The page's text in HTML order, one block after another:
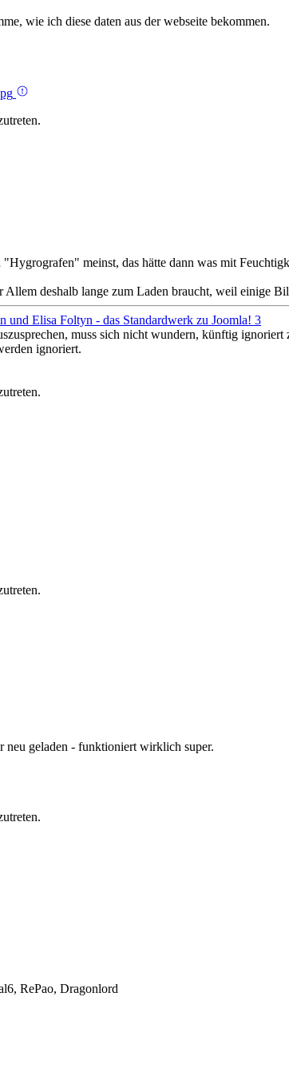
wie ich diese daten aus der webseite bekommen.
meinst, das hätte dann was mit
deshalb lange zum Laden braucht, weil einige
und Elisa Foltyn - das Standardwerk zu Joomla! 3
muss sich nicht wundern, künftig ignoriert
ignoriert.
neu geladen - funktioniert wirklich super.
, RePao, Dragonlord